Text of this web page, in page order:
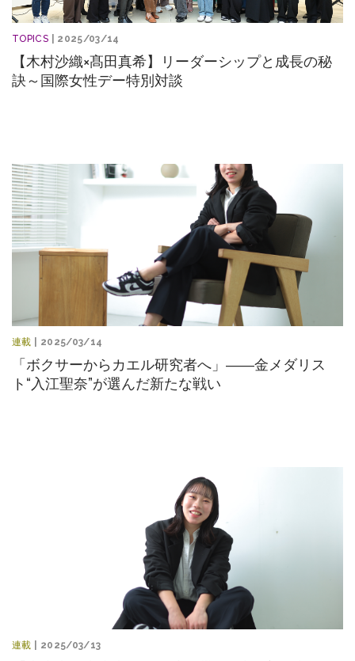
TOPICS | 2025/03/14
【木村沙織×髙田真希】リーダーシップと成長の秘
訣～国際女性デー特別対談
連載 | 2025/03/14
「ボクサーからカエル研究者へ」――金メダリス
ト“入江聖奈”が選んだ新たな戦い
連載 | 2025/03/13